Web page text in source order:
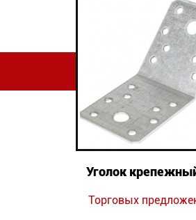
Уголок
Торговых